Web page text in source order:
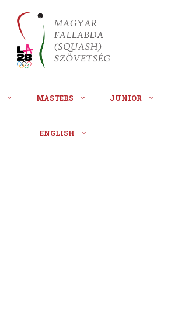
MASTERS JUNIOR
ENGLISH